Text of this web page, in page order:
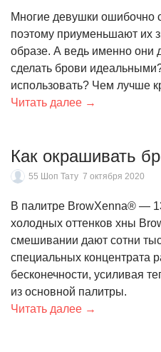
Многие девушки ошибочно
поэтому приуменьшают их
образе. А ведь именно они
сделать брови
использовать? Чем лучше
Читать далее →
Как окрашивать
55 Шоп Тату 7 октября 2020
В палитре BrowXenna® —
холодных оттенков хны
смешивании дают сотни
специальных концентрата
бесконечности, усиливая
из основной палитры.
Читать далее →